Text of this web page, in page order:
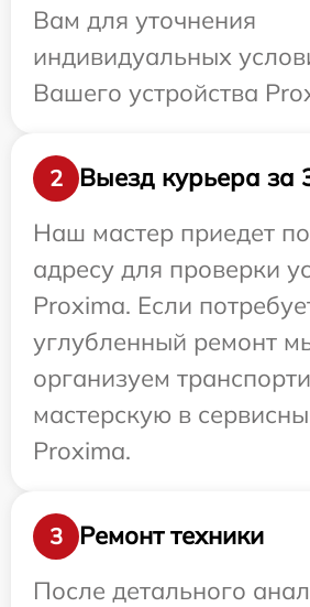
Вам для уточнения
индивидуальных
Вашего устройства
2
Выезд курьера за
Наш мастер приедет
адресу для проверки
Proxima. Если
углубленный ремонт
организуем
мастерскую в
Proxima.
3
Ремонт техники
После детального